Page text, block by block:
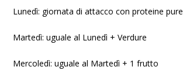
Lunedì: giornata di attacco con proteine pure
Martedì: uguale al Lunedì + Verdure
Mercoledì: uguale al Martedì + 1 frutto